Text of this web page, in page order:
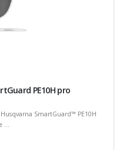
PE10H pro
SmartGuard™ PE10H